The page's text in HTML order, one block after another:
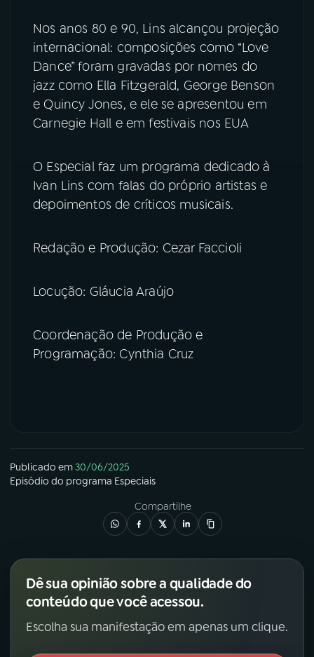
Nos anos 80 e 90, Lins alcançou projeção
internacional: composições como “Love
Dance” foram gravadas por nomes do
jazz como Ella Fitzgerald, George Benson
e Quincy Jones, e ele se apresentou em
Carnegie Hall e em festivais nos EUA
O Especial faz um programa dedicado à
Ivan Lins com falas do próprio artistas e
depoimentos de críticos musicais.
Redação e Produção: Cezar Faccioli
Locução: Gláucia Araújo
Coordenação de Produção e
Programação: Cynthia Cruz
Publicado em30/06/2025
Episódio do programa Especiais
Compartilhe
Dê sua opinião sobre a qualidade do
conteúdo que você acessou.
Escolha sua manifestação em apenas um clique.